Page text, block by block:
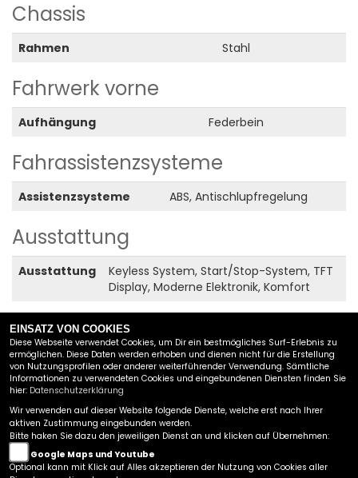
Chassis
Rahmen Stahl
Fahrwerk vorne
Aufhängung Federbein
Fahrassistenzsysteme
Assistenzsysteme ABS, Antischlupfregelung
Ausstattung
Ausstattung
Keyless System, Start/Stop-System, TFT
Display, Moderne Elektronik, Komfort
Alle Angaben ohne Gewähr. Tippfehler und Irrtümer
vorbehalten.
SW MOTO GMBH
INDUSTRIEZEILE 13A
5280 BRAUNAU AM INN
TEL.:+43 7722 / 64875
EINSATZ VON COOKIES
Diese Webseite verwendet Cookies, um Dir ein bestmögliches Surf-Erlebnis zu
ermöglichen. Diese Daten werden erhoben und dienen nicht für die Erstellung
von Nutzungsprofilen oder anderer weiterführender Verwendung. Sämtliche
Informationen zu verwendeten Cookies und eingebundenen Diensten finden Sie
hier: Datenschutzerklärung
Wir verwenden auf dieser Website folgende Dienste, welche erst nach Ihrer
aktiven Zustimmung eingebunden werden.
Bitte haken Sie dazu den jeweiligen Dienst an und klicken auf Übernehmen:
Google Maps und Youtube
Optional kann mit Klick auf Alles akzeptieren der Nutzung von Cookies aller